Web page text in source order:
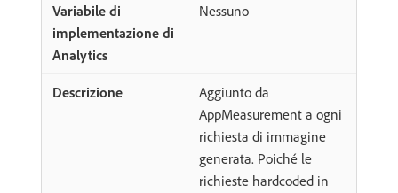
Nessuno
Aggiunto da
AppMeasurement a ogni
richiesta di immagine
generata. Poiché le
richieste hardcoded in